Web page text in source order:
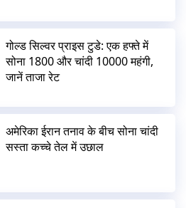
गोल्ड सिल्वर प्राइस टुडे: एक हफ्ते में
सोना 1800 और चांदी 10000 महंगी,
जानें ताजा रेट
अमेरिका ईरान तनाव के बीच सोना चांदी
सस्ता कच्चे तेल में उछाल